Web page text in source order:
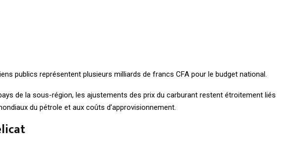
publics représentent plusieurs milliards de francs CFA pour le budget national.
de la sous-région, les ajustements des prix du carburant restent étroitement liés
du pétrole et aux coûts d’approvisionnement.